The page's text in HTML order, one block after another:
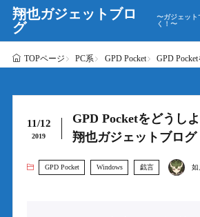
翔也ガジェットブロ
グ
〜ガジェット
く！〜
TOPページ PC系 GPD Pocket GPD
11/12
2019
GPD Pocketをどうし
翔也ガジェットブログ
GPD Pocket Windows 戯言 如